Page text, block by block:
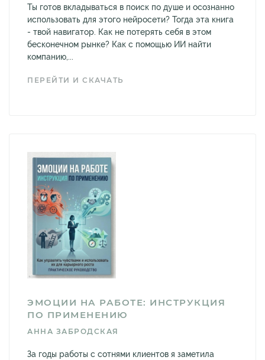
Ты готов вкладываться в поиск по душе и осознанно
использовать для этого нейросети? Тогда эта книга
- твой навигатор. Как не потерять себя в этом
бесконечном рынке? Как с помощью ИИ найти
компанию,...
ПЕРЕЙТИ И СКАЧАТЬ
ЭМОЦИИ НА РАБОТЕ: ИНСТРУКЦИЯ
ПО ПРИМЕНЕНИЮ
АННА ЗАБРОДСКАЯ
За годы работы с сотнями клиентов я заметила